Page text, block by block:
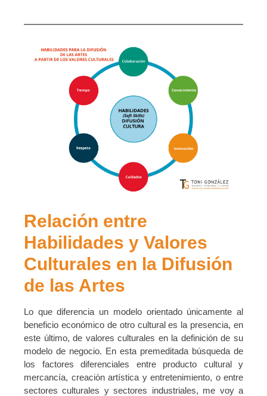
Relación entre
Habilidades y Valores
Culturales en la Difusión
de las Artes
Lo que diferencia un modelo orientado únicamente al
beneficio económico de otro cultural es la presencia, en
este último, de valores culturales en la definición de su
modelo de negocio. En esta premeditada búsqueda de
los factores diferenciales entre producto cultural y
mercancía, creación artística y entretenimiento, o entre
sectores culturales y sectores industriales, me voy a